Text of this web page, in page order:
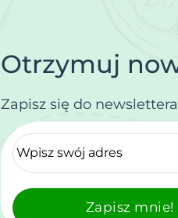
Otrzymuj
Zapisz się do
Zapisz mnie!